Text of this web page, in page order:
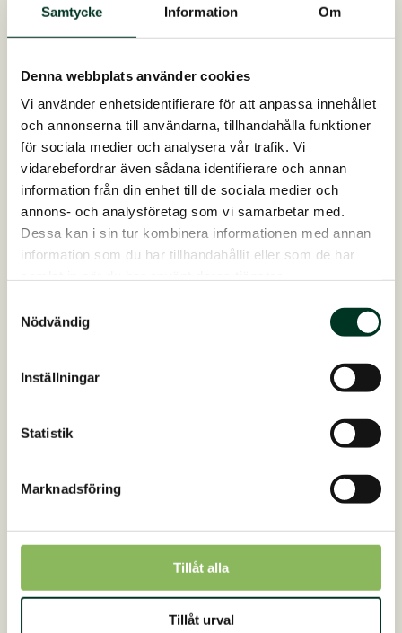
Samtycke Information Om
Denna webbplats använder cookies
Vi använder enhetsidentifierare för att anpassa innehållet
och annonserna till användarna, tillhandahålla funktioner
för sociala medier och analysera vår trafik. Vi
vidarebefordrar även sådana identifierare och annan
information från din enhet till de sociala medier och
annons- och analysföretag som vi samarbetar med.
Dessa kan i sin tur kombinera informationen med annan
information som du har tillhandahållit eller som de har
Nödvändig
Inställningar
Statistik
Marknadsföring
Tillåt alla
Tillåt urval
GlyxWiese BIO Luzerne Mix – GlyxWiese
4. maj 2023